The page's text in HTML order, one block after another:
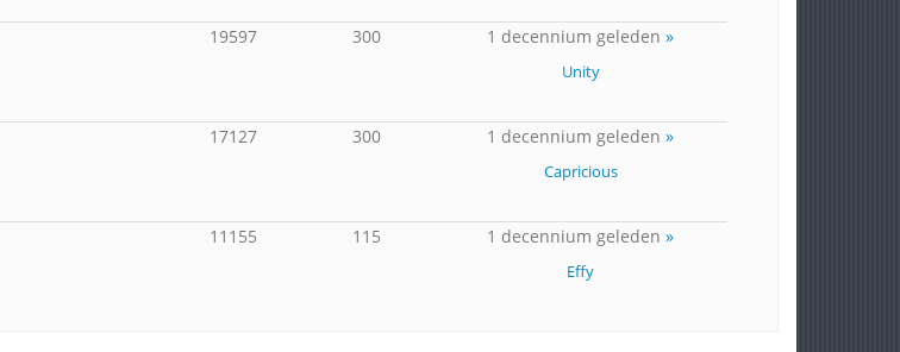
19597 300 1 decennium geleden»
Unity
17127 300 1 decennium geleden»
Capricious
11155 115 1 decennium geleden»
Effy